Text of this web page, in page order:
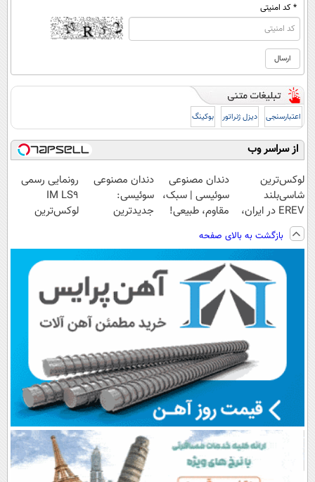
* کد امنیتی
اعتبارسنجی دیزل ژنراتور بوکینگ
از سراسر وب
لوکس‌ترین
شاسی‌بلند
EREV در ایران،
توسط نیکا موتور
رونمایی شد!
دندان مصنوعی
سوئیسی | سبک،
مقاوم، طبیعی!
رایگان+پرداخت
اقساطی😍
دندان مصنوعی
سوئیسی:
جدیدترین
پرداخت قسطی
رونمایی رسمی
IM LS9
لوکس‌ترین
بازگشت به بالای صفحه